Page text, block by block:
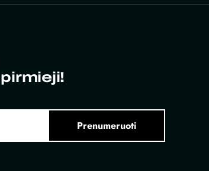
Prenumeruoti